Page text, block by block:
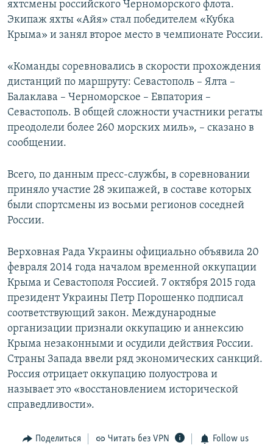
яхтсмены российского Черноморского флота.
Экипаж яхты «Айя» стал победителем «Кубка
Крыма» и занял второе место в чемпионате России.
«Команды соревновались в скорости прохождения
дистанций по маршруту: Севастополь – Ялта –
Балаклава – Черноморское – Евпатория –
Севастополь. В общей сложности участники регаты
преодолели более 260 морских миль», – сказано в
сообщении.
Всего, по данным пресс-службы, в соревновании
приняло участие 28 экипажей, в составе которых
были спортсмены из восьми регионов соседней
России.
Верховная Рада Украины официально объявила 20
февраля 2014 года началом временной оккупации
Крыма и Севастополя Россией. 7 октября 2015 года
президент Украины Петр Порошенко подписал
соответствующий закон. Международные
организации признали оккупацию и аннексию
Крыма незаконными и осудили действия России.
Страны Запада ввели ряд экономических санкций.
Россия отрицает оккупацию полуострова и
называет это «восстановлением исторической
справедливости».
Поделиться Читать без VPN Follow us